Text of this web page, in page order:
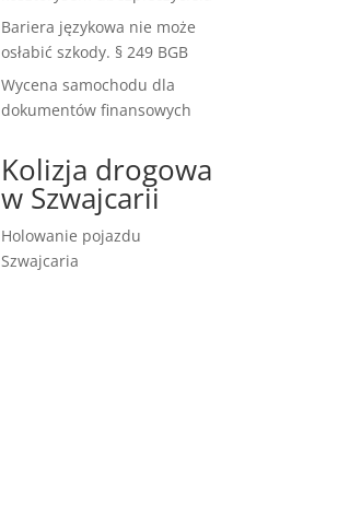
Bariera językowa nie może
osłabić szkody. § 249 BGB
Wycena samochodu dla
dokumentów finansowych
Kolizja drogowa
w Szwajcarii
Holowanie pojazdu
Szwajcaria